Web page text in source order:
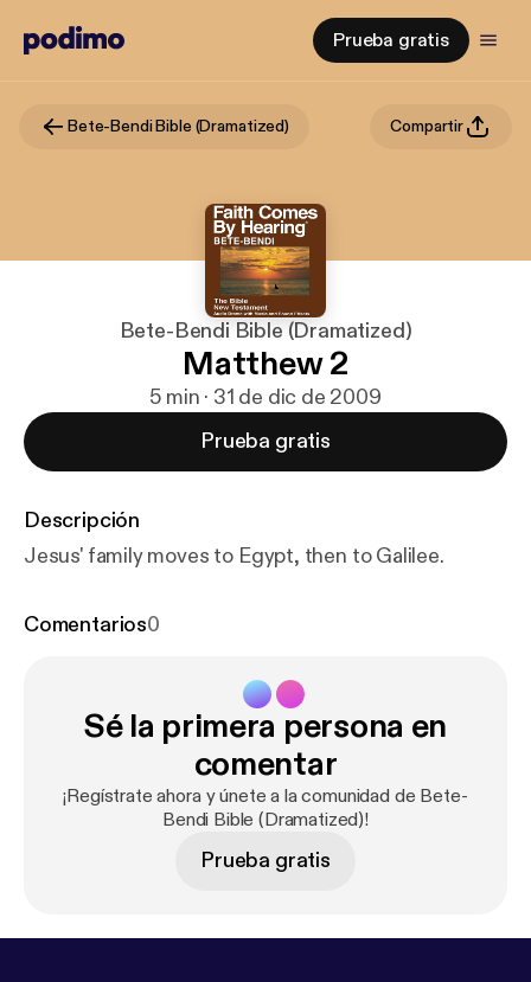
Prueba gratis
Bete-Bendi Bible (Dramatized) Compartir
Bete-Bendi Bible (Dramatized)
Matthew 2
5 min · 31 de dic de 2009
Prueba gratis
Descripción
Jesus' family moves to Egypt, then to Galilee.
Comentarios0
Sé la primera persona en
comentar
¡Regístrate ahora y únete a la comunidad de Bete-
Bendi Bible (Dramatized)!
Prueba gratis